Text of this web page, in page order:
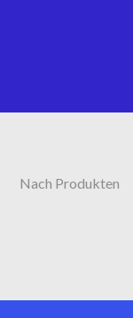
Nach Produkten